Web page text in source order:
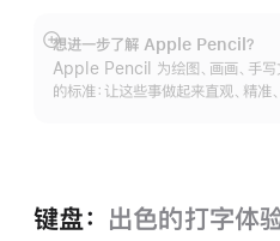
想进一步了解 Apple Pencil？
Apple Pencil 为绘图、画画、手写
的标准：让这些事做起来直观、精准、
展
开
键盘： 出色的打字体